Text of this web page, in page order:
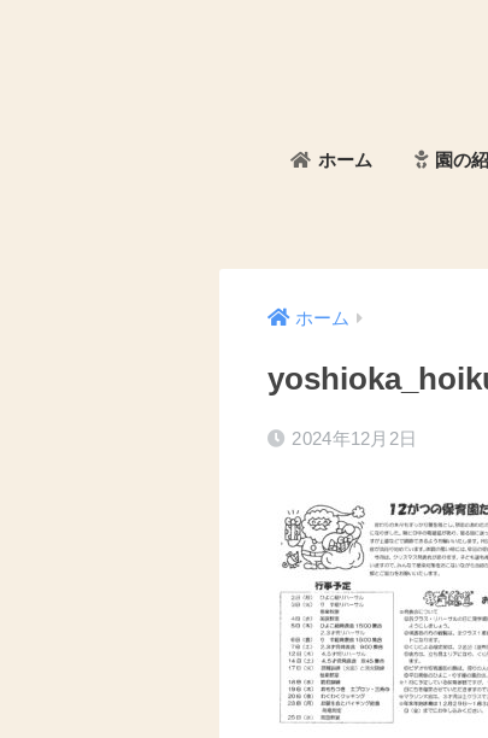
ホーム 園の
ホーム
2024年12月2日